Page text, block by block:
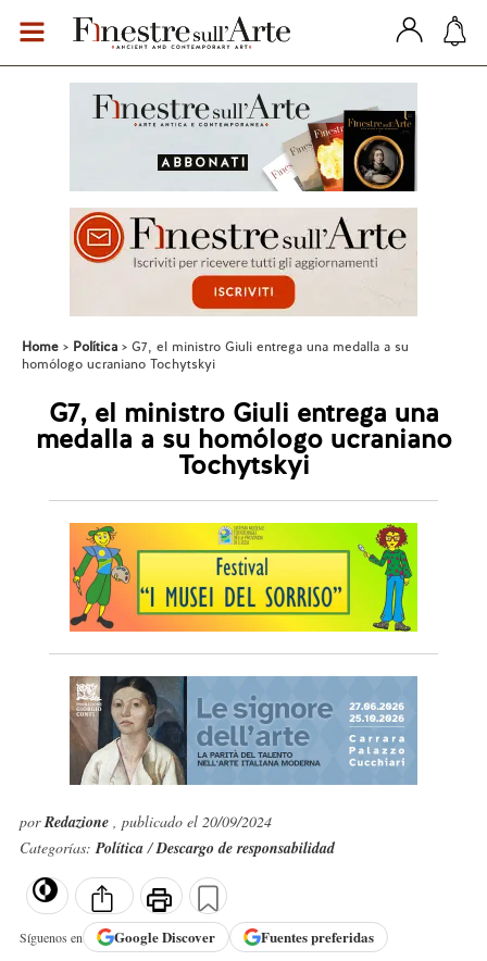
Home Política
G7, el ministro Giuli entrega una medalla a su
homólogo ucraniano Tochytskyi
G7, el ministro Giuli entrega una
medalla a su homólogo ucraniano
Tochytskyi
porRedazione , publicado el 20/09/2024
Categorías:Política/Descargo de responsabilidad
Síguenos en GoogleDiscover Fuentes preferidas